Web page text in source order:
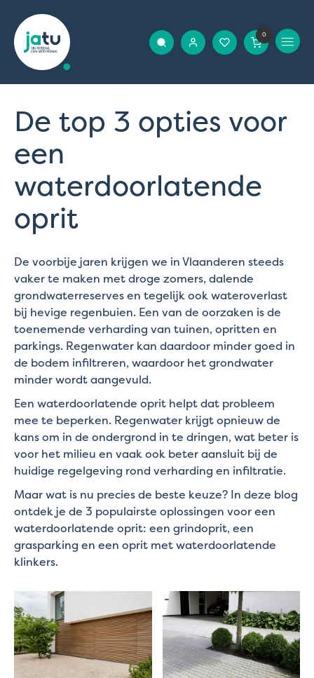
0
De top 3 opties voor
een
waterdoorlatende
oprit
De voorbije jaren krijgen we in Vlaanderen steeds
vaker te maken met droge zomers, dalende
grondwaterreserves en tegelijk ook wateroverlast
bij hevige regenbuien. Een van de oorzaken is de
toenemende verharding van tuinen, opritten en
parkings. Regenwater kan daardoor minder goed in
de bodem infiltreren, waardoor het grondwater
minder wordt aangevuld.
Een waterdoorlatende oprit helpt dat probleem
mee te beperken. Regenwater krijgt opnieuw de
kans om in de ondergrond in te dringen, wat beter is
voor het milieu en vaak ook beter aansluit bij de
huidige regelgeving rond verharding en infiltratie.
Maar wat is nu precies de beste keuze? In deze blog
ontdek je de 3 populairste oplossingen voor een
waterdoorlatende oprit: een grindoprit, een
grasparking en een oprit met waterdoorlatende
klinkers.